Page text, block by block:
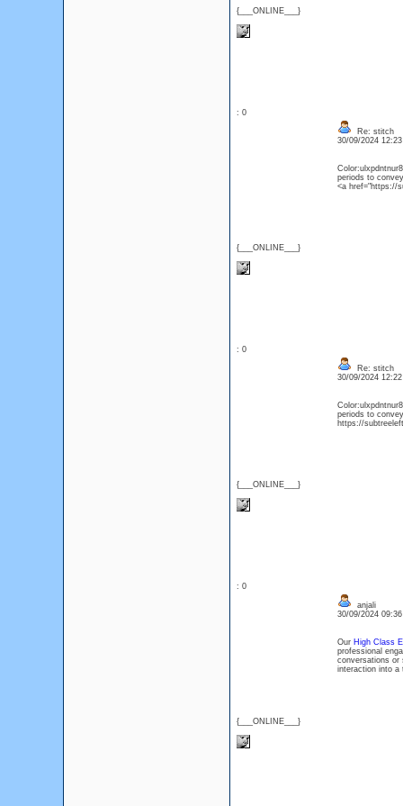
{___ONLINE___}
: 0
{___ONLINE___}
Re: stitch
30/09/2024
periods to
<a href="https://
: 0
{___ONLINE___}
Re: stitch
30/09/2024
periods to
https://
: 0
{___ONLINE___}
anjali
30/09/2024
Our High Class
professional
conversations or
interaction into a